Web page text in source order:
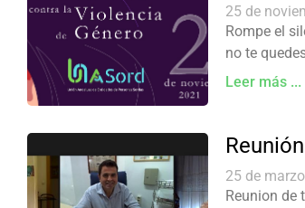
25 de
Rompe el
no te
Leer más ...
25 de
Reunion de